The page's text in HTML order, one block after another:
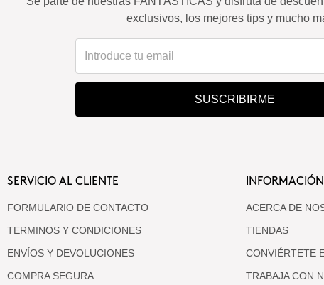
exclusivos, los mejores tips y mucho
SUSCRIBIRME
SERVICIO AL CLIENTE
FORMULARIO DE CONTACTO
TERMINOS Y CONDICIONES
ENVÍOS Y DEVOLUCIONES
COMPRA SEGURA
INFORMACIÓN
ACERCA DE
TIENDAS
CONVIÉRTETE
TRABAJA CON